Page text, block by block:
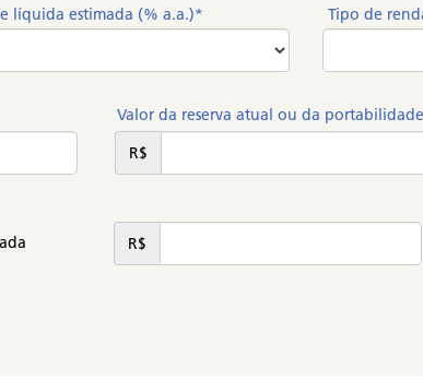
líquida estimada (% a.a.)* Tipo de
Valor da reserva atual ou da portabilidade
R$
R$